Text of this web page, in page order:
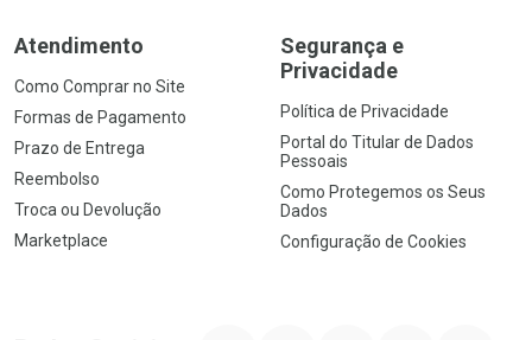
Atendimento
Como Comprar no Site
Formas de Pagamento
Prazo de Entrega
Reembolso
Troca ou Devolução
Marketplace
Segurança e
Privacidade
Política de Privacidade
Portal do Titular de Dados
Pessoais
Como Protegemos os Seus
Dados
Configuração de Cookies